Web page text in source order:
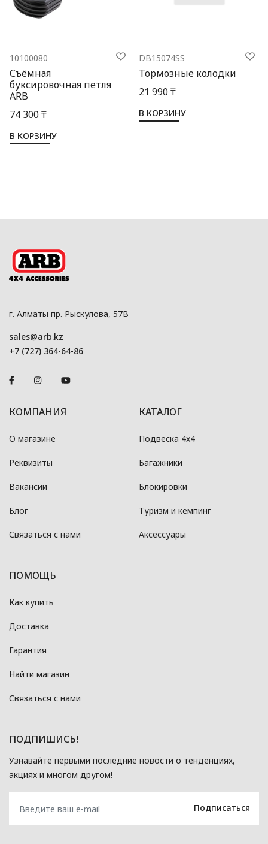
10100080
Съёмная
буксировочная петля
ARB
74 300 ₸
В КОРЗИНУ
DB15074SS
Тормозные колодки
21 990 ₸
В КОРЗИНУ
г. Алматы пр. Рыскулова, 57В
sales@arb.kz
+7 (727) 364-64-86
КОМПАНИЯ
О магазине
Реквизиты
Вакансии
Блог
Связаться с нами
КАТАЛОГ
Подвеска 4x4
Багажники
Блокировки
Туризм и кемпинг
Аксессуары
ПОМОЩЬ
Как купить
Доставка
Гарантия
Найти магазин
Связаться с нами
ПОДПИШИСЬ!
Узнавайте первыми последние новости о тенденциях,
акциях и многом другом!